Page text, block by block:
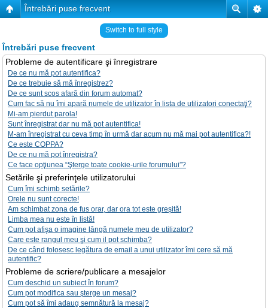
Întrebări puse frecvent
Switch to full style
Întrebări puse frecvent
Probleme de autentificare şi înregistrare
De ce nu mă pot autentifica?
De ce trebuie să mă înregistrez?
De ce sunt scos afară din forum automat?
Cum fac să nu îmi apară numele de utilizator în lista de utilizatori conectaţi?
Mi-am pierdut parola!
Sunt înregistrat dar nu mă pot autentifica!
M-am înregistrat cu ceva timp în urmă dar acum nu mă mai pot autentifica?!
Ce este COPPA?
De ce nu mă pot înregistra?
Ce face opţiunea “Şterge toate cookie-urile forumului”?
Setările şi preferinţele utilizatorului
Cum îmi schimb setările?
Orele nu sunt corecte!
Am schimbat zona de fus orar, dar ora tot este greşită!
Limba mea nu este în listă!
Cum pot afişa o imagine lângă numele meu de utilizator?
Care este rangul meu şi cum il pot schimba?
De ce când folosesc legătura de email a unui utilizator îmi cere să mă
autentific?
Probleme de scriere/publicare a mesajelor
Cum deschid un subiect în forum?
Cum pot modifica sau şterge un mesaj?
Cum pot să îmi adaug semnătură la mesaj?